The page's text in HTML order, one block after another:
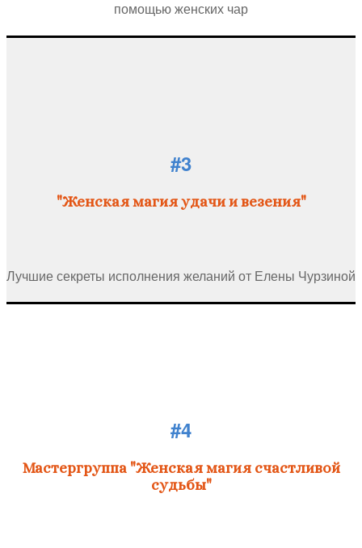
помощью женских чар
#3
"Женская магия удачи и везения"
Лучшие секреты исполнения желаний от Елены Чурзиной
#4
Мастергруппа "Женская магия счастливой
судьбы"